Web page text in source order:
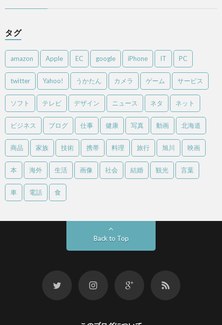
タグ
amazon Apple EC google iPhone IT PC
twitter Yahoo! うかたん カメラ ゲーム サービス
ソフト テレビ デザイン ニュース ネタ ネット
ビジネス ブログ 仕事 健康 写真 動画 北海道
商品 家族 技術 携帯 料理 旅行 旭川 映画
本 海外 生活 画像 社会 結婚 観光 言葉
車 電話 食
Back to Top